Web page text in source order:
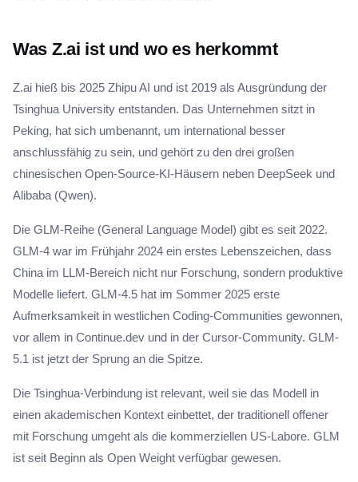
Was Z.ai ist und wo es herkommt
Z.ai hieß bis 2025 Zhipu AI und ist 2019 als Ausgründung der
Tsinghua University entstanden. Das Unternehmen sitzt in
Peking, hat sich umbenannt, um international besser
anschlussfähig zu sein, und gehört zu den drei großen
chinesischen Open-Source-KI-Häusern neben DeepSeek und
Alibaba (Qwen).
Die GLM-Reihe (General Language Model) gibt es seit 2022.
GLM-4 war im Frühjahr 2024 ein erstes Lebenszeichen, dass
China im LLM-Bereich nicht nur Forschung, sondern produktive
Modelle liefert. GLM-4.5 hat im Sommer 2025 erste
Aufmerksamkeit in westlichen Coding-Communities gewonnen,
vor allem in Continue.dev und in der Cursor-Community. GLM-
5.1 ist jetzt der Sprung an die Spitze.
Die Tsinghua-Verbindung ist relevant, weil sie das Modell in
einen akademischen Kontext einbettet, der traditionell offener
mit Forschung umgeht als die kommerziellen US-Labore. GLM
ist seit Beginn als Open Weight verfügbar gewesen.